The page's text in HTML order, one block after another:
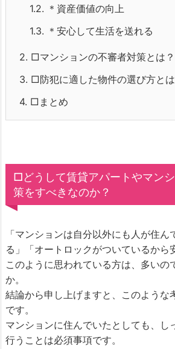
1.2. ＊資産価値の向上
1.3. ＊安心して生活を送れる
2. □マンションの不審者対策とは？
3. □防犯に適した物件の選び方とは
4. □まとめ
□どうして賃貸アパートやマン
策をすべきなのか？
「マンションは自分以外にも人が住ん
る」「オートロックがついているから
このように思われている方は、多いの
か。
結論から申し上げますと、このような
です。
マンションに住んでいたとしても、し
行うことは必須事項です。